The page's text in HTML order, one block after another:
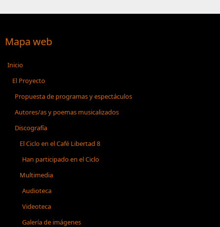
Mapa web
Inicio
El Proyecto
Propuesta de programas y espectáculos
Autores/as y poemas musicalizados
Discografía
El Ciclo en el Café Libertad 8
Han participado en el Ciclo
Multimedia
Audioteca
Videoteca
Galería de imágenes